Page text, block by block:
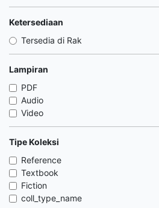
Ketersediaan
Tersedia di Rak
Lampiran
PDF
Audio
Video
Tipe Koleksi
Reference
Textbook
Fiction
coll_type_name